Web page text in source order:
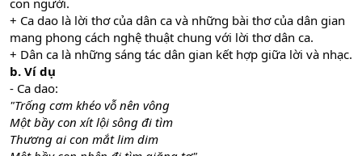
con người.
+ Ca dao là lời thơ của dân ca và những bài thơ của dân gian
mang phong cách nghệ thuật chung với lời thơ dân ca.
+ Dân ca là những sáng tác dân gian kết hợp giữa lời và nhạc.
b. Ví dụ
- Ca dao:
"Trống cơm khéo vỗ nên vông
Một bầy con xít lội sông đi tìm
Thương ai con mắt lim dim